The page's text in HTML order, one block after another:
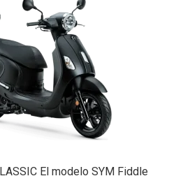
El modelo SYM Fiddle